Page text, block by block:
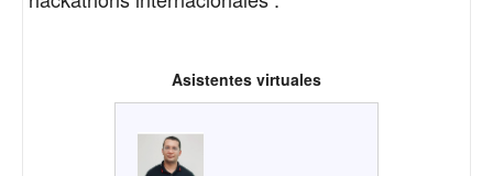
Asistentes virtuales